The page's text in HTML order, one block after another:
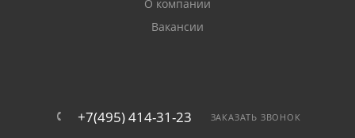
штукатурная. Первая предназначена в первую
О компании
Вакансии
+7(495) 414-31-23 ЗАКАЗАТЬ ЗВОНОК